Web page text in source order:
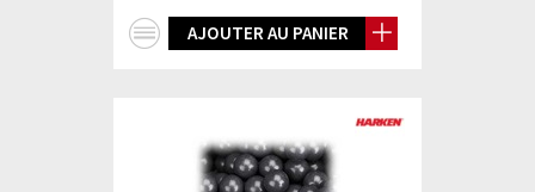
AJOUTER AU PANIER